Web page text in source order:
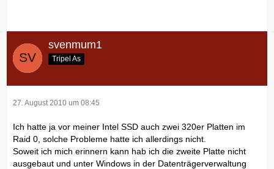
svenmum1
Tripel As
27. August 2010 um 08:45
Ich hatte ja vor meiner Intel SSD auch zwei 320er Platten im
Raid 0, solche Probleme hatte ich allerdings nicht.
Soweit ich mich erinnern kann hab ich die zweite Platte nicht
ausgebaut und unter Windows in der Datenträgerverwaltung